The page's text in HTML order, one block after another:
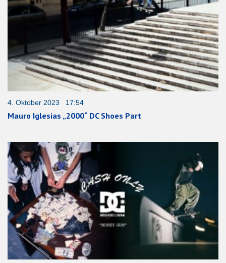
4. Oktober 2023 17:54
Mauro Iglesias „2000“ DC Shoes Part